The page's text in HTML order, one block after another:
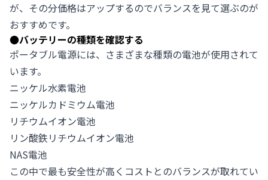
が、その分価格はアップするのでバランスを見て選ぶのが
おすすめです。
●バッテリーの種類を確認する
ポータブル電源には、さまざまな種類の電池が使用されて
います。
ニッケル水素電池
ニッケルカドミウム電池
リチウムイオン電池
リン酸鉄リチウムイオン電池
NAS電池
この中で最も安全性が高くコストとのバランスが取れてい